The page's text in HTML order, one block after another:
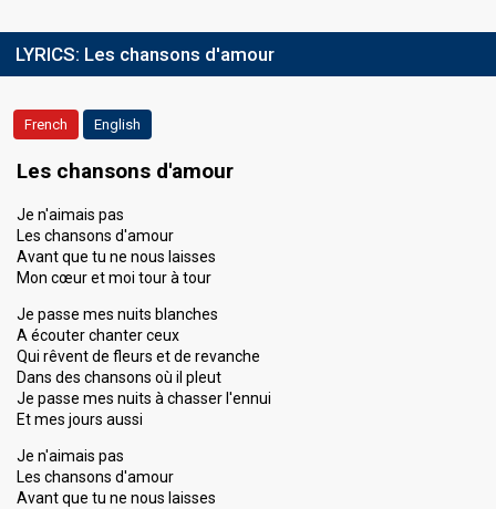
LYRICS: Les chansons d'amour
French English
Les chansons d'amour
Je n'aimais pas
Les chansons d'amour
Avant que tu ne nous laisses
Mon cœur et moi tour à tour
Je passe mes nuits blanches
A écouter chanter ceux
Qui rêvent de fleurs et de revanche
Dans des chansons où il pleut
Je passe mes nuits à chasser l'ennui
Et mes jours aussi
Je n'aimais pas
Les chansons d'amour
Avant que tu ne nous laisses